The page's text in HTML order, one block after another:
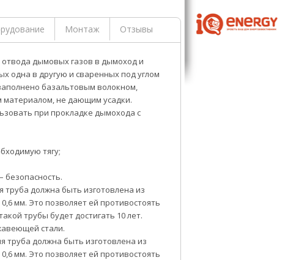
Монтаж Отзывы
дымовых газов в дымоход и
одна в другую и сваренных под углом
базальтовым волокном,
материалом, не дающим усадки.
при прокладке дымохода с
тягу;
труба должна быть изготовлена из
мм. Это позволяет ей противостоять
трубы будет достигать 10 лет.
стали.
труба должна быть изготовлена из
мм. Это позволяет ей противостоять